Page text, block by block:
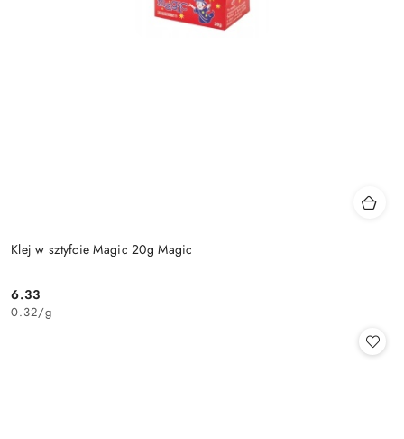
Klej w sztyfcie Magic 20g Magic
Cena:
6.33
0.32/g